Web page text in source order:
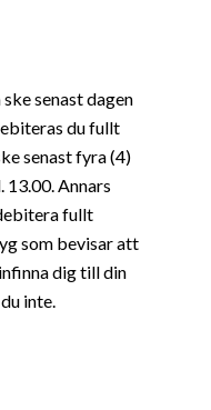
senast dagen
du fullt
senast fyra (4)
Annars
fullt
som bevisar att
dig till din
inte.